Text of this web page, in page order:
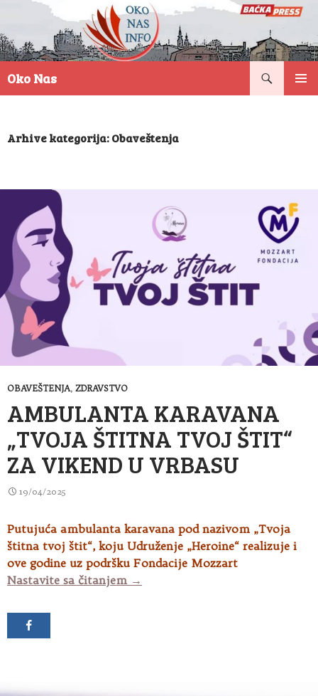
Oko Nas
Arhive kategorija: Obaveštenja
OBAVEŠTENJA, ZDRAVSTVO
AMBULANTA KARAVANA
„TVOJA ŠTITNA TVOJ ŠTIT“
ZA VIKEND U VRBASU
19/04/2025
Putujuća ambulanta karavana pod nazivom „Tvoja
štitna tvoj štit“, koju Udruženje „Heroine“ realizuje i
ove godine uz podršku Fondacije Mozzart
Nastavite sa čitanjem Ambulanta karavana „Tvoja
→